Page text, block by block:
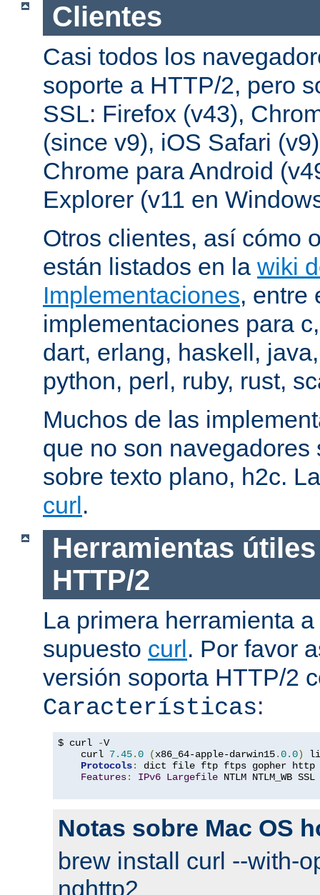
Clientes
Casi todos los
soporte a HTTP/2, pero
SSL: Firefox (v43),
(since v9), iOS Safari
Chrome para Android
Explorer (v11 en
Otros clientes, así cómo
están listados en la wiki
Implementaciones, entre
implementaciones para
dart, erlang, haskell,
python, perl, ruby, rust,
Muchos de las
que no son navegadores
sobre texto plano, h2c.
curl.
Herramientas
HTTP/2
La primera herramienta
supuesto curl. Por favor
versión soporta HTTP/2
Características:
$ curl -V
    curl
7.45.0 (x86_64-apple-darwin15.0.0)
Protocols:
dict file ftp ftps gopher http
Features: IPv6 Largefile NTLM NTLM_WB
Notas sobre Mac OS
brew install curl --with-
nghttp2